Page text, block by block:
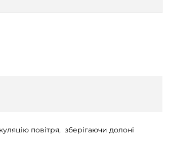
повітря, зберігаючи долоні